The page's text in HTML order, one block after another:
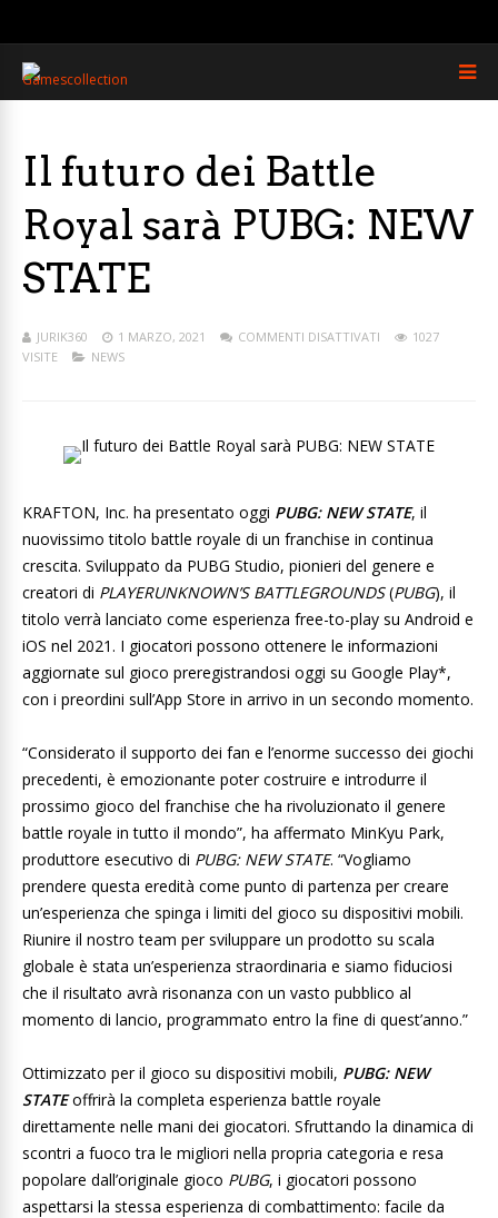
Il futuro dei Battle
Royal sarà PUBG: NEW
STATE
JURIK360 1 MARZO, 2021 COMMENTI DISATTIVATI
1027
VISITE
NEWS
KRAFTON, Inc. ha presentato oggi PUBG: NEW STATE, il
nuovissimo titolo battle royale di un franchise in continua
crescita. Sviluppato da PUBG Studio, pionieri del genere e
creatori di PLAYERUNKNOWN’S BATTLEGROUNDS(PUBG), il
titolo verrà lanciato come esperienza free-to-play su Android e
iOS nel 2021. I giocatori possono ottenere le informazioni
aggiornate sul gioco preregistrandosi oggi su Google Play*,
con i preordini sull’App Store in arrivo in un secondo momento.
“Considerato il supporto dei fan e l’enorme successo dei giochi
precedenti, è emozionante poter costruire e introdurre il
prossimo gioco del franchise che ha rivoluzionato il genere
battle royale in tutto il mondo”, ha affermato MinKyu Park,
produttore esecutivo di PUBG: NEW STATE. “Vogliamo
prendere questa eredità come punto di partenza per creare
un’esperienza che spinga i limiti del gioco su dispositivi mobili.
Riunire il nostro team per sviluppare un prodotto su scala
globale è stata un’esperienza straordinaria e siamo fiduciosi
che il risultato avrà risonanza con un vasto pubblico al
momento di lancio, programmato entro la fine di quest’anno.”
Ottimizzato per il gioco su dispositivi mobili, PUBG: NEW
STATEoffrirà la completa esperienza battle royale
direttamente nelle mani dei giocatori. Sfruttando la dinamica di
scontri a fuoco tra le migliori nella propria categoria e resa
popolare dall’originale gioco PUBG, i giocatori possono
aspettarsi la stessa esperienza di combattimento: facile da